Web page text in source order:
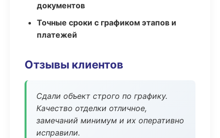
документов
Точные сроки с графиком этапов и
платежей
Отзывы клиентов
Сдали объект строго по графику.
Качество отделки отличное,
замечаний минимум и их оперативно
исправили.